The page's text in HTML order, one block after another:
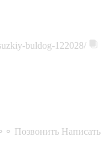
buldog-122028/
Позвонить Написать